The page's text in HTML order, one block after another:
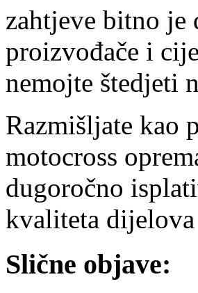
zahtjeve bitno je
proizvođače i
nemojte štedjeti
Razmišljate kao
motocross
dugoročno
kvaliteta
Slične objave: